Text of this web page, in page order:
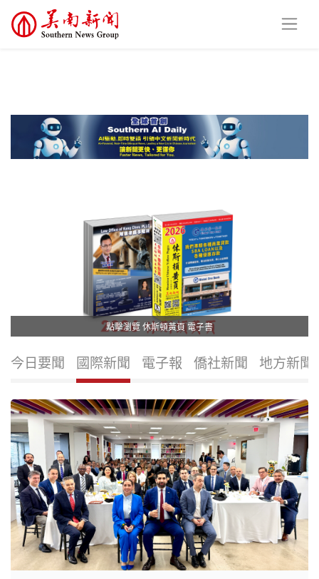
點擊瀏覽 休斯頓黃頁 電子書
今日要聞 國際新聞 電子報 僑社新聞 地方新聞